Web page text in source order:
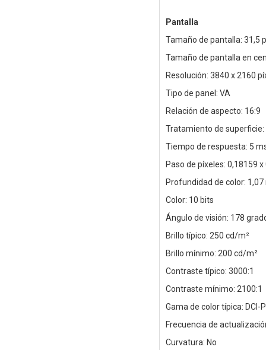
Pantalla
Tamaño de pantalla: 31,5
Tamaño de pantalla en
Resolución: 3840 x 2160
Tipo de panel: VA
Relación de aspecto: 16:9
Tratamiento de
Tiempo de respuesta: 5
Paso de píxeles: 0,18159
Profundidad de color:
Color: 10 bits
Ángulo de visión: 178
Brillo típico: 250 cd/m²
Brillo mínimo: 200 cd/m²
Contraste típico: 3000:1
Contraste mínimo: 2100:1
Gama de color típica: DCI-
Frecuencia de
Curvatura: No